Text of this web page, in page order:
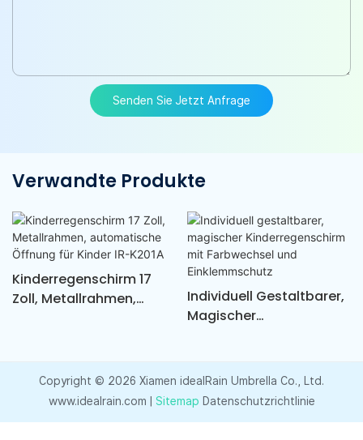
Senden Sie Jetzt Anfrage
Verwandte Produkte
Kinderregenschirm 17
Zoll, Metallrahmen,
Individuell Gestaltbarer,
Magischer
Einklemmschutz
Copyright © 2026 Xiamen idealRain Umbrella Co., Ltd.
www.idealrain.com |
Sitemap Datenschutzrichtlinie